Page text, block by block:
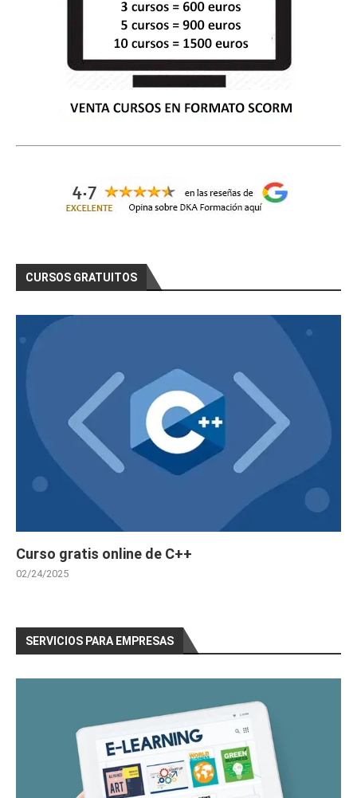
CURSOS GRATUITOS
Curso gratis online de C++
02/24/2025
SERVICIOS PARA EMPRESAS